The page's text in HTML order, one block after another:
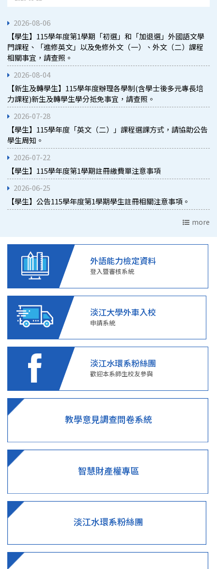
2026-08-06
【學生】115學年度第1學期「初選」和「加退選」外國語文學
門課程、「進修英文」以及免修外文（一）、外文（二）課程
相關事宜，請查照。
2026-08-04
【新生及轉學生】115學年度辦理各學制(含學士後多元專長培
力課程)新生及轉學生學分抵免事宜，請查照。
2026-07-28
【學生】115學年度「英文（二）」課程選課方式，請協助公告
學生周知。
2026-07-22
【學生】115學年度第1學期註冊繳費單注意事項
2026-06-25
【學生】公告115學年度第1學期學生註冊相關注意事項。
more
外語能力檢定資料
登入暨審核系統
淡江大學外車入校
申請系統
淡江水環系粉絲團
歡迎本系師生校友參與
教學意見調查問卷系統
智慧財產權專區
淡江水環系粉絲團